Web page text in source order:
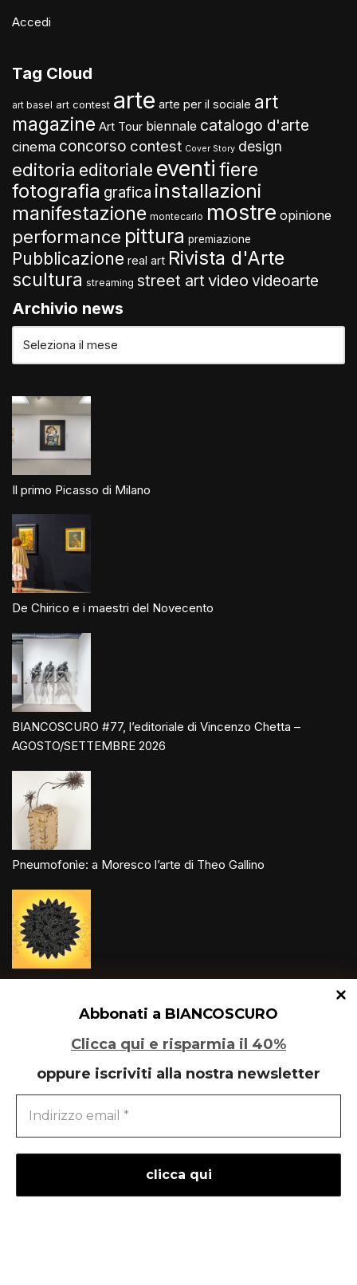
Abbonati a BIANCOSCURO
Clicca qui e risparmia il 40%
oppure iscriviti alla nostra newsletter
Accedi
Tag Cloud
art basel art contest arte arte per il sociale art
magazine Art Tour biennale catalogo d'arte
cinema concorso contest Cover Story design
editoria editoriale eventi fiere
fotografia grafica installazioni
manifestazione montecarlo mostre opinione
performance pittura premiazione
Pubblicazione real art Rivista d'Arte
scultura streaming street art video videoarte
Archivio news
Il primo Picasso di Milano
De Chirico e i maestri del Novecento
BIANCOSCURO #77, l’editoriale di Vincenzo Chetta –
AGOSTO/SETTEMBRE 2026
Pneumofonìe: a Moresco l’arte di Theo Gallino
Un glitch quantico tra Varese e Maleo
liberementi
- idee per la comunicazione
Neve| Powered byWordPress